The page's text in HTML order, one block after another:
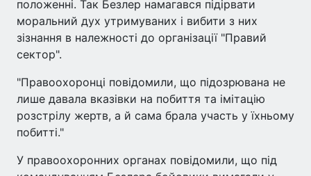
положенні. Так Безлер намагався підірвати
моральний дух утримуваних і вибити з них
зізнання в належності до організації "Правий
сектор".
"Правоохоронці повідомили, що підозрювана не
лише давала вказівки на побиття та імітацію
розстрілу жертв, а й сама брала участь у їхньому
побитті."
У правоохоронних органах повідомили, що під